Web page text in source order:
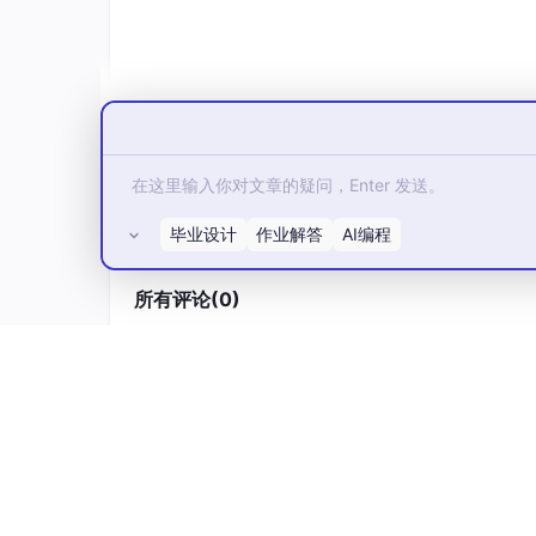
模型-框架-适配(Model-Harness-
使用带有原生框架的大语言模型（如Claude
OpenAI工程师Ryan（@_lopopolo）今早发
GitHub SDK的框架实现来寻找答案。框架真的
所有评论(0)
毕业设计 作业解答 AI编程